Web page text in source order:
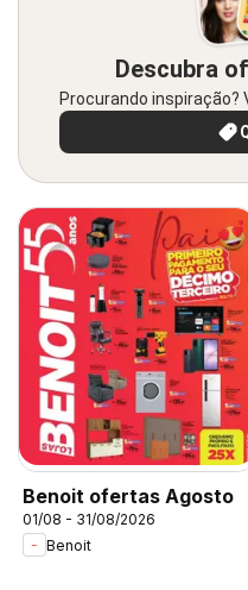
Descubra
Procurando
Benoit ofertas Agosto
01/08 - 31/08/2026
Benoit